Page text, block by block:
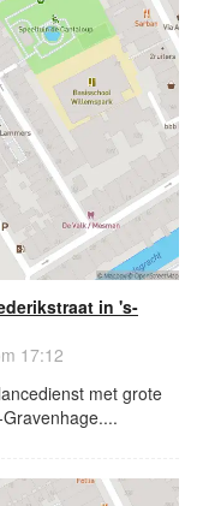
in 's-
17:12
met grote